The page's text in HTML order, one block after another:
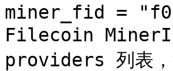
miner_fid =
Filecoin
providers 列表